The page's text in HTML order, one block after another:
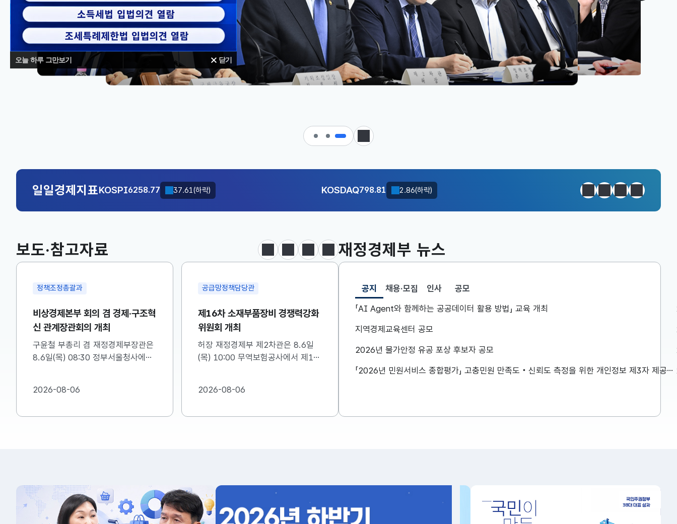
오늘 하루 그만보기 닫기
정지
일일경제지표
KOSDAQ 798.81
37.61(하락) 2.86(하락)
국고채(3년) 달러-원 1410.6000 13.2000(하락)
정지이전다음일일경제지
보도·참고자료
정책조정총괄과
비상경제본부 회의 겸 경제·구조혁
신 관계장관회의 개최
구윤철 부총리 겸 재정경제부장관은
8.6일(목) 08:30 정부서울청사에서
자세한 내용은 첨부자료를 참고하여
2026-08-06
공급망정책담당관
제16차 소재부품장비 경쟁력강화
위원회 개최
허장 재정경제부 제2차관은 8.6일
(목) 10:00 무역보험공사에서 제16
첨부를 참고하시기 바랍니다....
2026-08-06
조세분석과
[보도참고] 출산·혼인세액공제 등
세제지원 제도는 종료되는 것이 아
변경됩니다.
정부는 ’26.8.3.(월) 「2026년 세제
지원하고 있는 일부 제도를 재정(예
구윤철 부총리, 창신동 쪽방촌을
계층 생활환경을 점검하였습니다. 보
정지 이전 다음 보도·참고자료 더보기
재정경제부 뉴스
공지
선택됨
공지
「AI Agent와 함께하는 공공데이터 활용 방법」 교육 개최
지역경제교육센터 공모
2026년 물가안정 유공 포상 후보자 공모
「2026년 민원서비스 종합평가」 고충민원 만족도‧신뢰도 측정을 위한 개인정보 제3자 제공사항 공고
채용·모집 인사 공모
알림판